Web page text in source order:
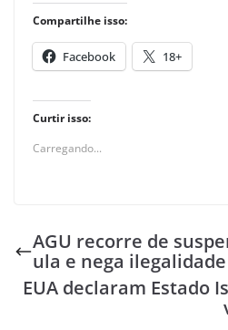
Compartilhe isso:
Facebook 18+
Curtir isso:
Carregando...
AGU recorre de
ula e nega
EUA declaram Estado